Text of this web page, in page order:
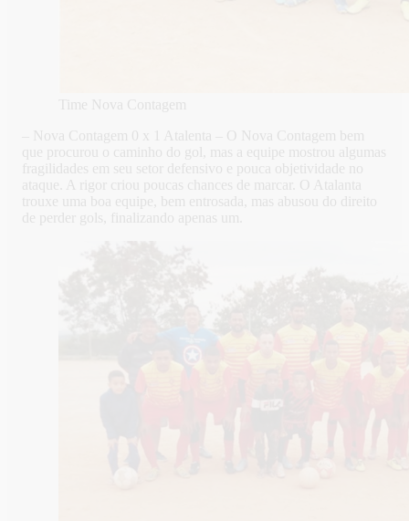
Time Nova Contagem
– Nova Contagem 0 x 1 Atalenta – O Nova Contagem bem
que procurou o caminho do gol, mas a equipe mostrou algumas
fragilidades em seu setor defensivo e pouca objetividade no
ataque. A rigor criou poucas chances de marcar. O Atalanta
trouxe uma boa equipe, bem entrosada, mas abusou do direito
de perder gols, finalizando apenas um.